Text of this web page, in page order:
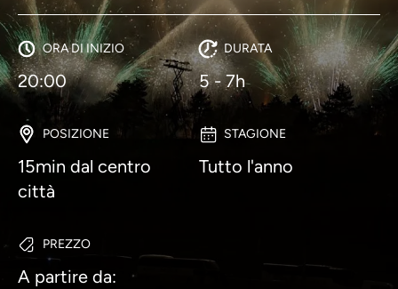
ORA DI INIZIO
20:00
DURATA
5 - 7h
POSIZIONE
15min dal centro
città
STAGIONE
Tutto l'anno
PREZZO
A partire da: